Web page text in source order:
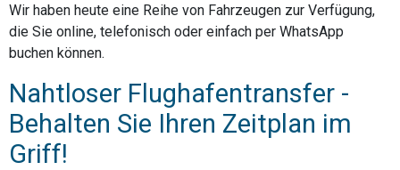
Wir haben heute eine Reihe von Fahrzeugen zur Verfügung,
die Sie online, telefonisch oder einfach per WhatsApp
buchen können.
Nahtloser Flughafentransfer -
Behalten Sie Ihren Zeitplan im
Griff!